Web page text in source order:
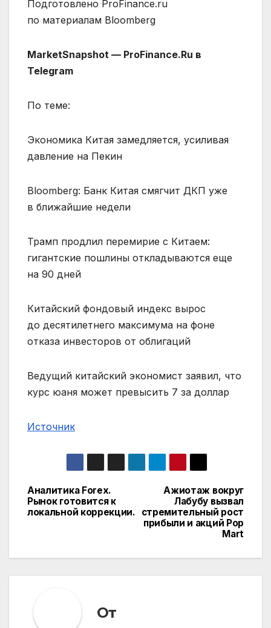
Подготовлено ProFinance.ru
по материалам Bloomberg
MarketSnapshot — ProFinance.Ru в
Telegram
По теме:
Экономика Китая замедляется, усиливая
давление на Пекин
Bloomberg: Банк Китая смягчит ДКП уже
в ближайшие недели
Трамп продлил перемирие с Китаем:
гигантские пошлины откладываются еще
на 90 дней
Китайский фондовый индекс вырос
до десятилетнего максимума на фоне
отказа инвесторов от облигаций
Ведущий китайский экономист заявил, что
курс юаня может превысить 7 за доллар
Источник
Навигация
по
Ажиотаж вокруг
Лабубу вызвал
стремительный рост
прибыли и акций Pop
Mart
Аналитика Forex.
Рынок готовится к
локальной коррекции.
От